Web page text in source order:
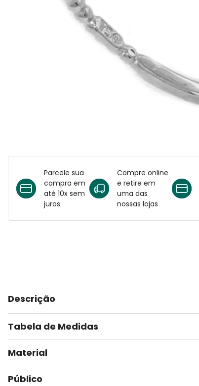
Parcele sua
compra em
até 10x sem
juros
Compre online
e retire em
uma das
nossas lojas
Descrição
Tabela de Medidas
Material
Público